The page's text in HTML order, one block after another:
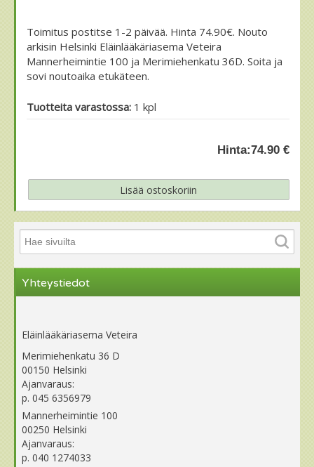
Toimitus postitse 1-2 päivää. Hinta 74.90€. Nouto
arkisin Helsinki Eläinlääkäriasema Veteira
Mannerheimintie 100 ja Merimiehenkatu 36D. Soita ja
sovi noutoaika etukäteen.
Tuotteita varastossa: 1 kpl
Hinta:74.90 €
Yhteystiedot
Eläinlääkäriasema Veteira
Merimiehenkatu 36 D
00150 Helsinki
Ajanvaraus:
p. 045 6356979
Mannerheimintie 100
00250 Helsinki
Ajanvaraus:
p. 040 1274033